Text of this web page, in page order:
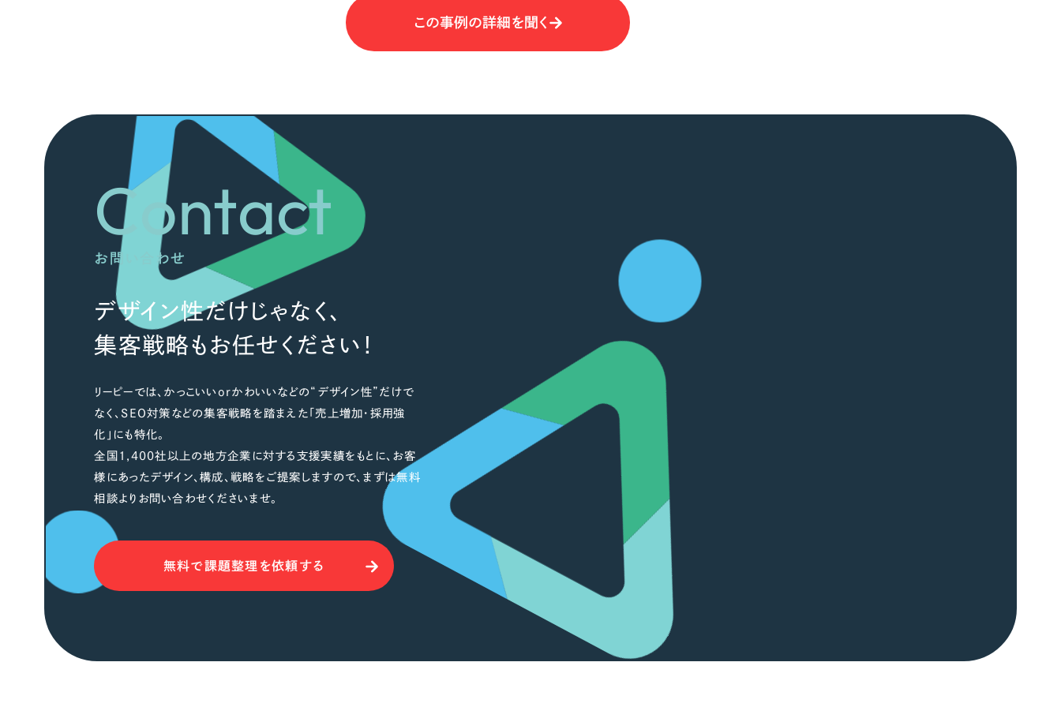
この事例の詳細を聞く
Contact
お問い合わせ
デザイン性だけじゃなく、
集客戦略もお任せください！
リーピーでは、かっこいいorかわいいなどの“デザイン性”だけで
なく、SEO対策などの集客戦略を踏まえた「売上増加・採用強
化」にも特化。
全国1,400社以上の地方企業に対する支援実績をもとに、お客
様にあったデザイン、構成、戦略をご提案しますので、まずは無料
相談よりお問い合わせくださいませ。
無料で課題整理を依頼する